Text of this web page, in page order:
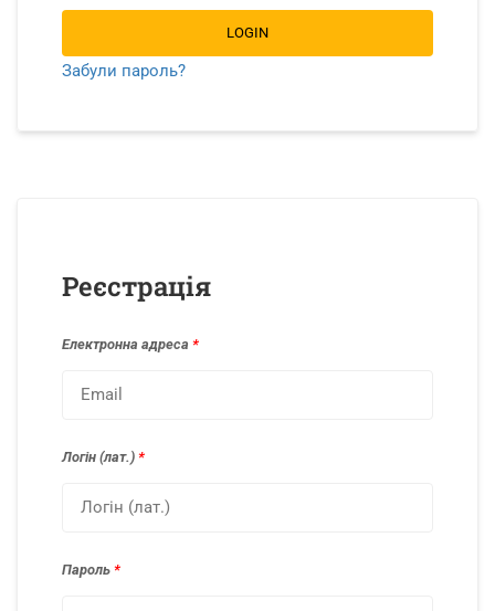
LOGIN
Забули пароль?
Реєстрація
Електронна адреса *
Логін (лат.) *
Пароль *